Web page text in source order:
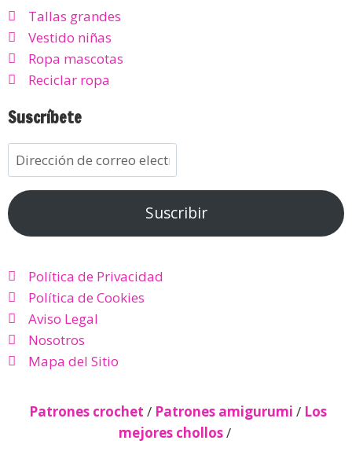
Tallas grandes
Vestido niñas
Ropa mascotas
Reciclar ropa
Suscríbete
Suscribir
Política de Privacidad
Política de Cookies
Aviso Legal
Nosotros
Mapa del Sitio
Patrones crochet / Patrones amigurumi / Los
mejores chollos/